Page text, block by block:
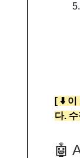
[ ⬇️ 이
다.
🤖